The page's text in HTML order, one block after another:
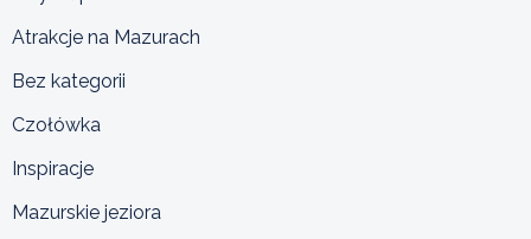
Atrakcje na Mazurach
Bez kategorii
Czołówka
Inspiracje
Mazurskie jeziora